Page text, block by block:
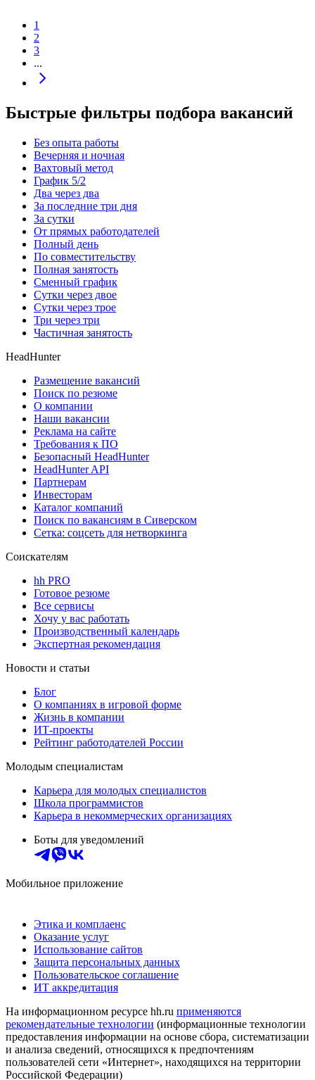
1
2
3
...
Быстрые фильтры подбора вакансий
Без опыта работы
Вечерняя и ночная
Вахтовый метод
График 5/2
Два через два
За последние три дня
За сутки
От прямых работодателей
Полный день
По совместительству
Полная занятость
Сменный график
Сутки через двое
Сутки через трое
Три через три
Частичная занятость
HeadHunter
Размещение вакансий
Поиск по резюме
О компании
Наши вакансии
Реклама на сайте
Требования к ПО
Безопасный HeadHunter
HeadHunter API
Партнерам
Инвесторам
Каталог компаний
Поиск по вакансиям в Сиверском
Сетка: соцсеть для нетворкинга
Соискателям
hh PRO
Готовое резюме
Все сервисы
Хочу у вас работать
Производственный календарь
Экспертная рекомендация
Новости и статьи
Блог
О компаниях в игровой форме
Жизнь в компании
ИТ-проекты
Рейтинг работодателей России
Молодым специалистам
Карьера для молодых специалистов
Школа программистов
Карьера в некоммерческих организациях
Боты для уведомлений
Мобильное приложение
Этика и комплаенс
Оказание услуг
Использование сайтов
Защита персональных данных
Пользовательское соглашение
ИТ аккредитация
На информационном ресурсе hh.ru применяются
рекомендательные технологии (информационные технологии
предоставления информации на основе сбора, систематизации
и анализа сведений, относящихся к предпочтениям
пользователей сети «Интернет», находящихся на территории
Российской Федерации)